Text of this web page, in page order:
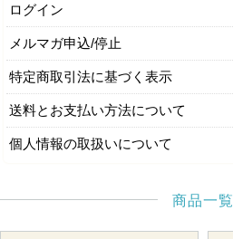
ログイン
メルマガ申込/停止
特定商取引法に基づく表示
送料とお支払い方法について
個人情報の取扱いについて
商品一覧